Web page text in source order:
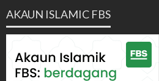
AKAUN ISLAMIC FBS